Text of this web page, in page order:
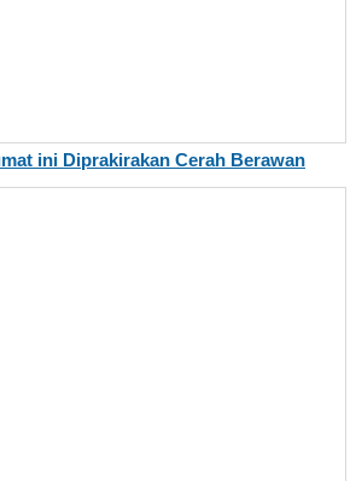
ini Diprakirakan Cerah Berawan